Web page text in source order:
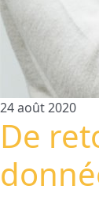
24 août 2020
De